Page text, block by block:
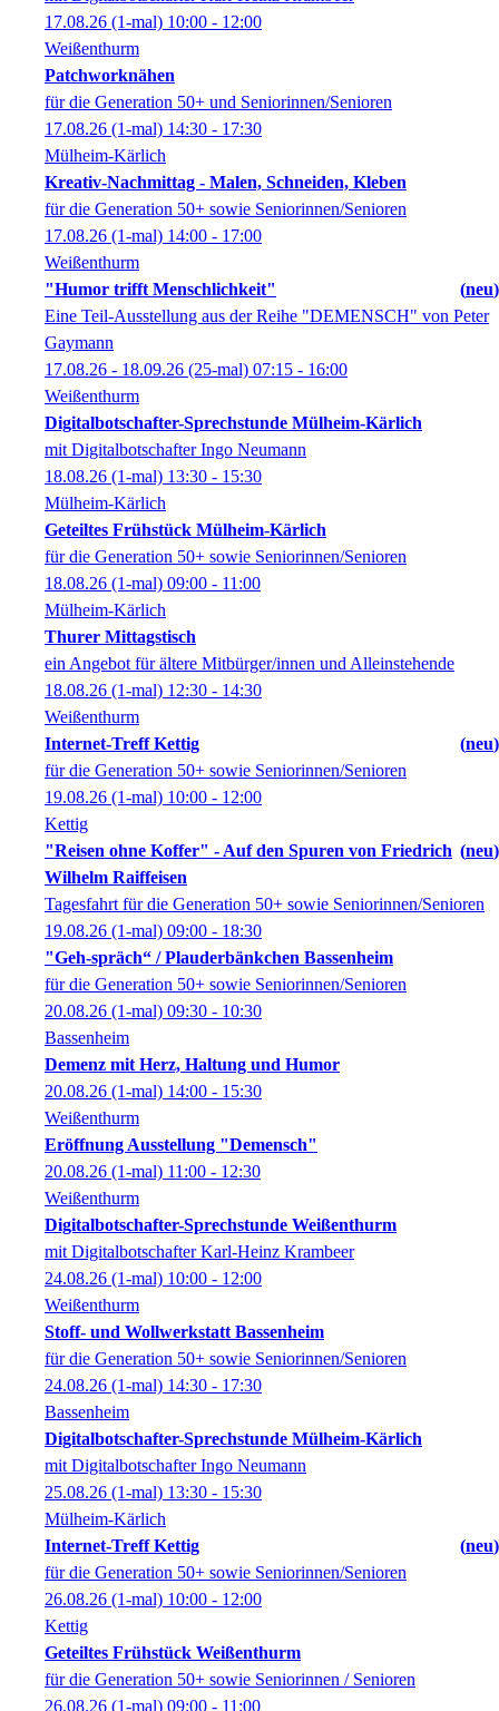
17.08.26 (1-mal) 10:00 - 12:00
Weißenthurm
Patchworknähen
für die Generation 50+ und Seniorinnen/Senioren
17.08.26 (1-mal) 14:30 - 17:30
Mülheim-Kärlich
Kreativ-Nachmittag - Malen, Schneiden, Kleben
für die Generation 50+ sowie Seniorinnen/Senioren
17.08.26 (1-mal) 14:00 - 17:00
Weißenthurm
"Humor trifft Menschlichkeit"
neu
Eine Teil-Ausstellung aus der Reihe "DEMENSCH" von Peter
Gaymann
17.08.26 - 18.09.26 (25-mal) 07:15 - 16:00
Weißenthurm
Digitalbotschafter-Sprechstunde Mülheim-Kärlich
mit Digitalbotschafter Ingo Neumann
18.08.26 (1-mal) 13:30 - 15:30
Mülheim-Kärlich
Geteiltes Frühstück Mülheim-Kärlich
für die Generation 50+ sowie Seniorinnen/Senioren
18.08.26 (1-mal) 09:00 - 11:00
Mülheim-Kärlich
Thurer Mittagstisch
ein Angebot für ältere Mitbürger/innen und Alleinstehende
18.08.26 (1-mal) 12:30 - 14:30
Weißenthurm
Internet-Treff Kettig
neu
für die Generation 50+ sowie Seniorinnen/Senioren
19.08.26 (1-mal) 10:00 - 12:00
Kettig
"Reisen ohne Koffer" - Auf den Spuren von Friedrich
Wilhelm Raiffeisen
neu
Tagesfahrt für die Generation 50+ sowie Seniorinnen/Senioren
19.08.26 (1-mal) 09:00 - 18:30
"Geh-spräch“ / Plauderbänkchen Bassenheim
für die Generation 50+ sowie Seniorinnen/Senioren
20.08.26 (1-mal) 09:30 - 10:30
Bassenheim
Demenz mit Herz, Haltung und Humor
20.08.26 (1-mal) 14:00 - 15:30
Weißenthurm
Eröffnung Ausstellung "Demensch"
20.08.26 (1-mal) 11:00 - 12:30
Weißenthurm
Digitalbotschafter-Sprechstunde Weißenthurm
mit Digitalbotschafter Karl-Heinz Krambeer
24.08.26 (1-mal) 10:00 - 12:00
Weißenthurm
Stoff- und Wollwerkstatt Bassenheim
für die Generation 50+ sowie Seniorinnen/Senioren
24.08.26 (1-mal) 14:30 - 17:30
Bassenheim
Digitalbotschafter-Sprechstunde Mülheim-Kärlich
mit Digitalbotschafter Ingo Neumann
25.08.26 (1-mal) 13:30 - 15:30
Mülheim-Kärlich
Internet-Treff Kettig
neu
für die Generation 50+ sowie Seniorinnen/Senioren
26.08.26 (1-mal) 10:00 - 12:00
Kettig
Geteiltes Frühstück Weißenthurm
für die Generation 50+ sowie Seniorinnen / Senioren
26.08.26 (1-mal) 09:00 - 11:00